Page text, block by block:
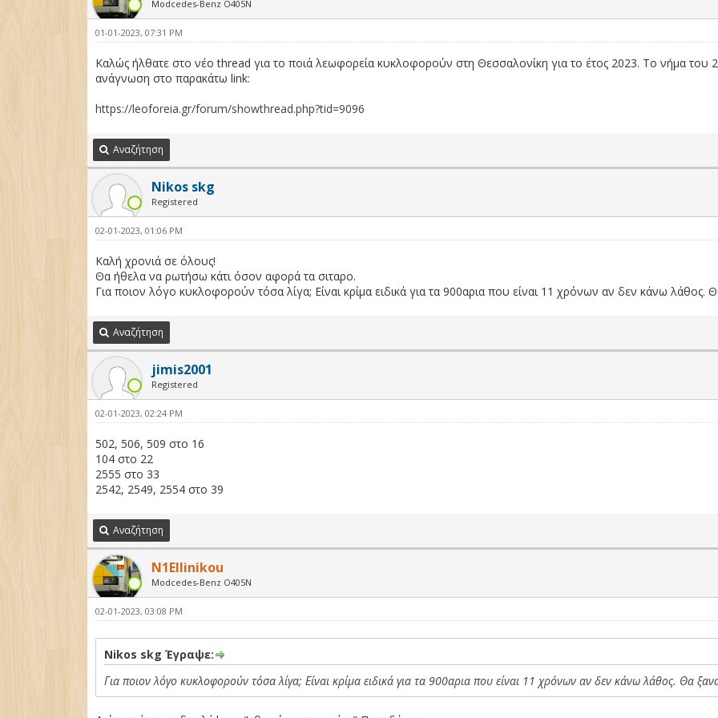
Modcedes-Benz O405Ν
01-01-2023, 07:31 PM
Καλώς ήλθατε στο νέο thread για το ποιά λεωφορεία κυκλοφορούν στη Θεσσαλονίκη για το έτος 2023. Το νήμα του
ανάγνωση στο παρακάτω link:
https://leoforeia.gr/forum/showthread.php?tid=9096
Αναζήτηση
Nikos skg
Registered
02-01-2023, 01:06 PM
Καλή χρονιά σε όλους!
Θα ήθελα να ρωτήσω κάτι όσον αφορά τα σιταρο.
Για ποιον λόγο κυκλοφορούν τόσα λίγα; Είναι κρίμα ειδικά για τα 900αρια που είναι 11 χρόνων αν δεν κάνω
Αναζήτηση
jimis2001
Registered
02-01-2023, 02:24 PM
502, 506, 509 στο 16
104 στο 22
2555 στο 33
2542, 2549, 2554 στο 39
Αναζήτηση
N1Ellinikou
Modcedes-Benz O405Ν
02-01-2023, 03:08 PM
Nikos skg Έγραψε:
Για ποιον λόγο κυκλοφορούν τόσα λίγα; Είναι κρίμα ειδικά για τα 900αρια που είναι 11 χρόνων αν δεν κάνω λάθος. Θα